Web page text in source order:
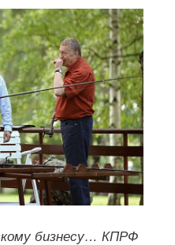
бизнесу… КПРФ